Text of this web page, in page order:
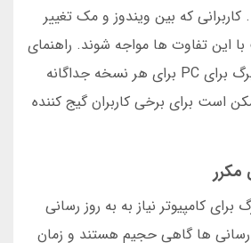
که بین ویندوز و مک تغییر
این تفاوت ها مواجه شوند. راهنمای
نصب شبیه ساز چهاربرگ برای PC برای هر نسخه جداگانه
است برای برخی کاربران گیج کننده
مکرر
برای کامپیوتر نیاز به به روز رسانی
رسانی ها گاهی حجیم هستند و زمان